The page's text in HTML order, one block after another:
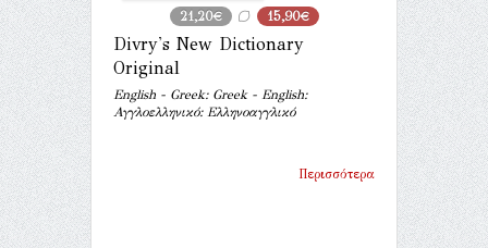
21,20€ 15,90€
Divry's New Dictionary
Original
English - Greek: Greek - English:
Αγγλοελληνικό: Ελληνοαγγλικό
Περισσότερα